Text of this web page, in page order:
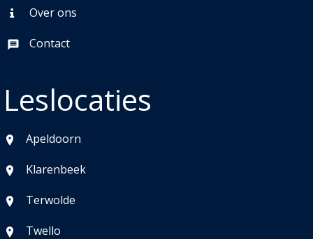
Over ons
Contact
Leslocaties
Apeldoorn
Klarenbeek
Terwolde
Twello